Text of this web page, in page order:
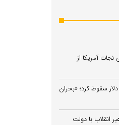
آمریکا از
ایران به ۹۸ میلیارد دلار سقوط کرد؛ «بحران
انقلاب با دولت